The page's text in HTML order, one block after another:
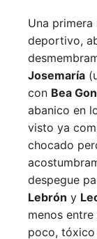
Una
deportivo,
Josemaría
con Bea
abanico en
visto ya
chocado
despegue
Lebrón y
menos
poco, tóxico